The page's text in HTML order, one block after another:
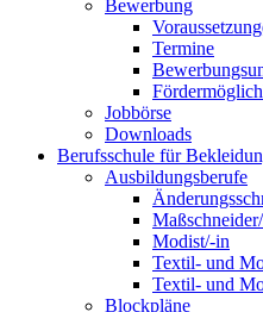
Bewerbung
Termine
Jobbörse
Downloads
Berufsschule für
Ausbildungsberufe
Modist/-in
Textil- und
Textil- und
Blockpläne